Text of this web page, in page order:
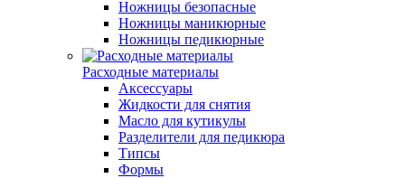
Ножницы безопасные
Ножницы маникюрные
Ножницы педикюрные
Расходные материалы
Аксессуары
Жидкости для снятия
Масло для кутикулы
Разделители для педикюра
Типсы
Формы